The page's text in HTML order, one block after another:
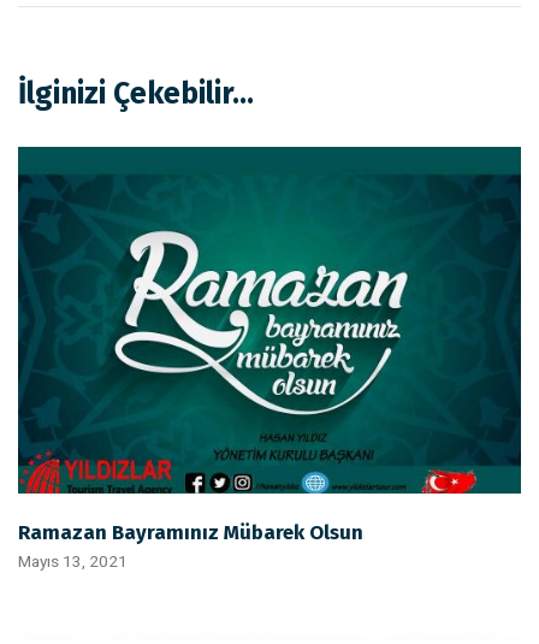
İlginizi Çekebilir...
Ramazan Bayramınız Mübarek Olsun
Mayıs 13, 2021